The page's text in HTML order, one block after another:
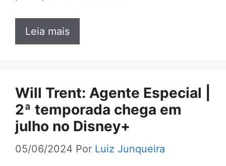
Leia mais
Will Trent: Agente Especial |
2ª temporada chega em
julho no Disney+
05/06/2024 Por Luiz Junqueira